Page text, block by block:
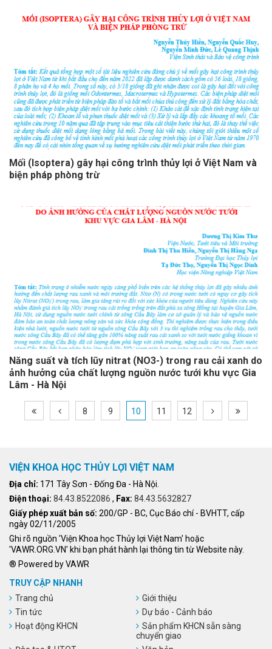
Mối (Isoptera) gây hại công trình thủy lợi ở Việt Nam và
biện pháp phòng trừ
Năng suất và tích lũy nitrat (NO3-) trong rau cải xanh do
ảnh hưởng của chất lượng nguồn nước tưới khu vực Gia
Lâm - Hà Nội
8 9 10 11 12
VIỆN KHOA HỌC THỦY LỢI VIỆT NAM
Địa chỉ: 171 Tây Sơn - Đống Đa - Hà Nội.
Điện thoại: 84.43.8522086 , Fax: 84.43.5632827
Giấy phép xuất bản số: 200/GP - BC, Cục Báo chí - BVHTT, cấp
ngày 02/11/2005
Ghi rõ nguồn 'Viện Khoa học Thủy lợi Việt Nam' hoặc
'VAWR.ORG.VN' khi bạn phát hành lại thông tin từ Website này.
® Powered by VAWR
TRUY CẬP NHANH
Trang chủ
Giới thiệu
Tin tức
Dự báo - Cảnh báo
Hoạt động KHCN
Sản phẩm KHCN sẵn sàng
chuyển giao